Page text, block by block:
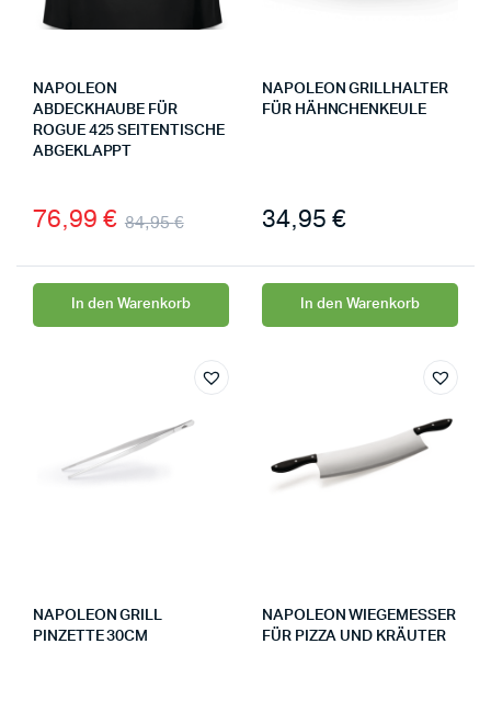
NAPOLEON
ABDECKHAUBE FÜR
ROGUE 425 SEITENTISCHE
ABGEKLAPPT
84,95€
76,99 €
In den Warenkorb
NAPOLEON GRILLHALTER
FÜR HÄHNCHENKEULE
34,95 €
In den Warenkorb
NAPOLEON GRILL
PINZETTE 30CM
NAPOLEON WIEGEMESSER
FÜR PIZZA UND KRÄUTER